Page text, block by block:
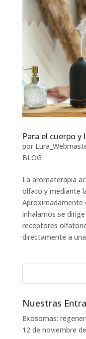
Para el cuerpo y
por
BLOG
La aromaterapia
olfato y mediante
Aproximadamente
inhalamos se
receptores
directamente a
Nuestras
Exosomas:
12 de noviembre